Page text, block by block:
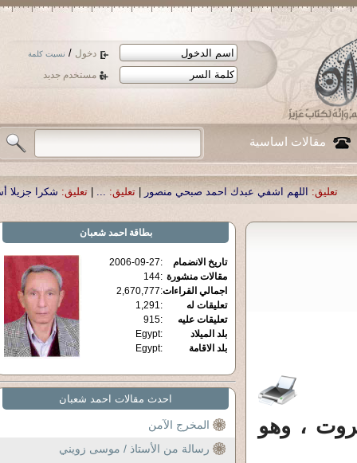
دخول / نسيت كلمة
مستخدم جديد
مقالات اساسية
اشفي عبدك احمد صبحي منصور|تعليق: ...
|تعليق: شكرا جزيلا أستاذ حمد الحمد
، وهو
بطاقة احمد شعبان
تاريخ الانضمام :
2006-09-27
مقالات منشورة :
144
اجمالي القراءات:
2,670,777
تعليقات له
:
1,291
تعليقات عليه
:
915
بلد الميلاد
:
Egypt
بلد الاقامة
:
Egypt
احدث مقالات احمد شعبان
المخرج الآمن
رسالة من الأستاذ / موسى زويني